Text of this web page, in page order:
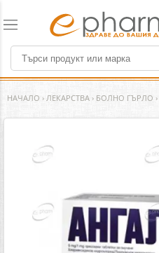
НАЧАЛО › ЛЕКАРСТВА › БОЛНО ГЪРЛО ›